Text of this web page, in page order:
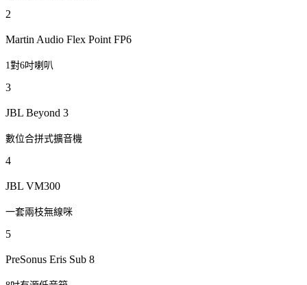
2
Martin Audio Flex Point FP6
1對6吋喇叭
3
JBL Beyond 3
數位合拼式擴音機
4
JBL VM300
一套兩枝無線咪
5
PreSonus Eris Sub 8